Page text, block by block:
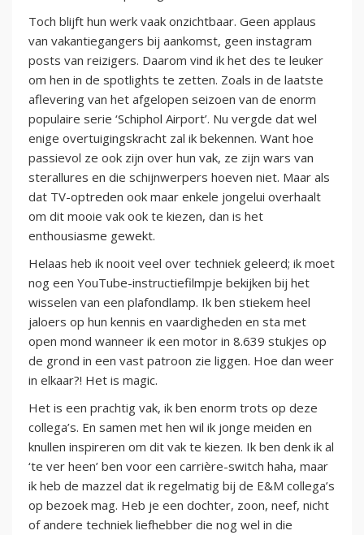
Toch blijft hun werk vaak onzichtbaar. Geen applaus
van vakantiegangers bij aankomst, geen instagram
posts van reizigers. Daarom vind ik het des te leuker
om hen in de spotlights te zetten. Zoals in de laatste
aflevering van het afgelopen seizoen van de enorm
populaire serie ‘Schiphol Airport’. Nu vergde dat wel
enige overtuigingskracht zal ik bekennen. Want hoe
passievol ze ook zijn over hun vak, ze zijn wars van
sterallures en die schijnwerpers hoeven niet. Maar als
dat TV-optreden ook maar enkele jongelui overhaalt
om dit mooie vak ook te kiezen, dan is het
enthousiasme gewekt.
Helaas heb ik nooit veel over techniek geleerd; ik moet
nog een YouTube-instructiefilmpje bekijken bij het
wisselen van een plafondlamp. Ik ben stiekem heel
jaloers op hun kennis en vaardigheden en sta met
open mond wanneer ik een motor in 8.639 stukjes op
de grond in een vast patroon zie liggen. Hoe dan weer
in elkaar?! Het is magic.
Het is een prachtig vak, ik ben enorm trots op deze
collega’s. En samen met hen wil ik jonge meiden en
knullen inspireren om dit vak te kiezen. Ik ben denk ik al
‘te ver heen’ ben voor een carrière-switch haha, maar
ik heb de mazzel dat ik regelmatig bij de E&M collega’s
op bezoek mag. Heb je een dochter, zoon, neef, nicht
of andere techniek liefhebber die nog wel in die